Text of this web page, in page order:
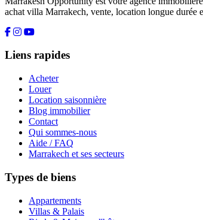
achat villa Marrakech, vente, location longue durée
Liens rapides
Acheter
Louer
Location saisonnière
Blog immobilier
Contact
Qui sommes-nous
Aide / FAQ
Marrakech et ses secteurs
Types de biens
Appartements
Villas & Palais